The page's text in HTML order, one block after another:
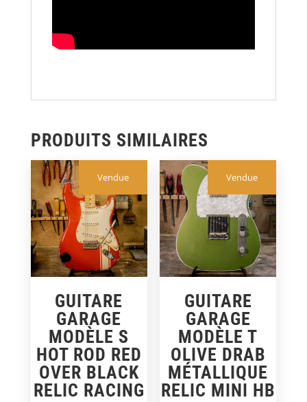
PRODUITS SIMILAIRES
Vendue
GUITARE
GARAGE
MODÈLE S
HOT ROD RED
OVER BLACK
RELIC RACING
Vendue
GUITARE
GARAGE
MODÈLE T
OLIVE DRAB
MÉTALLIQUE
RELIC MINI HB